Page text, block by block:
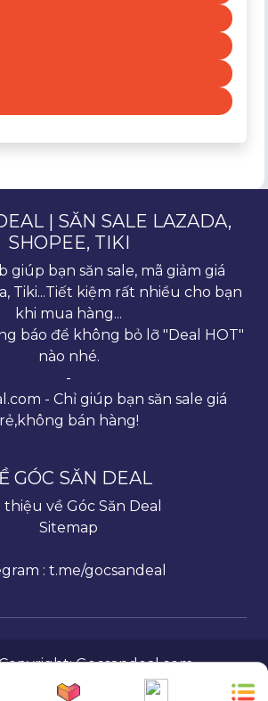
| SĂN SALE LAZADA,
SHOPEE, TIKI
giúp bạn săn sale, mã giảm giá
Tiki...Tiết kiệm rất nhiều cho bạn
khi mua hàng...
báo để không bỏ lỡ "Deal HOT"
nào nhé.
-
- Chỉ giúp bạn săn sale giá
rẻ,không bán hàng!
GÓC SĂN DEAL
thiệu về Góc Săn Deal
Sitemap
: t.me/gocsandeal
Gocsandeal.com